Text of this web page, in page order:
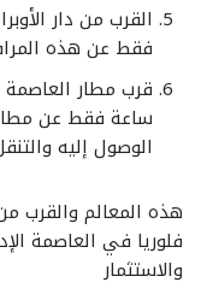
القرب من دار
فقط عن هذه
قرب مطار العاصمة
ساعة فقط عن مطار
الوصول إليه
هذه المعالم والقرب
فلوريا في العاصمة
والاستثمار